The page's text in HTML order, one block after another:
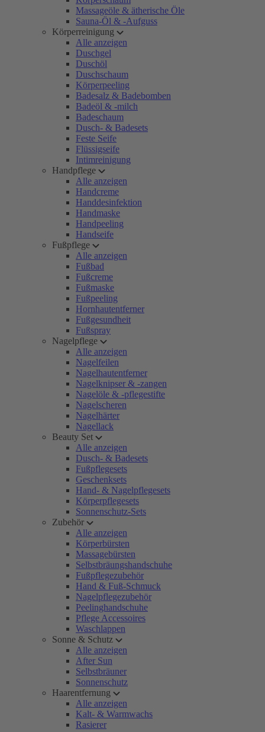
Massageöle & ätherische Öle
Sauna-Öl & -Aufguss
Körperreinigung
Alle anzeigen
Duschgel
Duschöl
Duschschaum
Körperpeeling
Badesalz & Badebomben
Badeöl & -milch
Badeschaum
Dusch- & Badesets
Feste Seife
Flüssigseife
Intimreinigung
Handpflege
Alle anzeigen
Handcreme
Handdesinfektion
Handmaske
Handpeeling
Handseife
Fußpflege
Alle anzeigen
Fußbad
Fußcreme
Fußmaske
Fußpeeling
Hornhautentferner
Fußgesundheit
Fußspray
Nagelpflege
Alle anzeigen
Nagelfeilen
Nagelhautentferner
Nagelknipser & -zangen
Nagelöle & -pflegestifte
Nagelscheren
Nagelhärter
Nagellack
Beauty Set
Alle anzeigen
Dusch- & Badesets
Fußpflegesets
Geschenksets
Hand- & Nagelpflegesets
Körperpflegesets
Sonnenschutz-Sets
Zubehör
Alle anzeigen
Körperbürsten
Massagebürsten
Selbstbräungshandschuhe
Fußpflegezubehör
Hand & Fuß-Schmuck
Nagelpflegezubehör
Peelinghandschuhe
Pflege Accessoires
Waschlappen
Sonne & Schutz
Alle anzeigen
After Sun
Selbstbräuner
Sonnenschutz
Haarentfernung
Alle anzeigen
Kalt- & Warmwachs
Rasierer